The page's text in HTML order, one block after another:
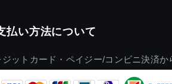
払い方法について
ジットカード・ペイジー/コンビニ決済